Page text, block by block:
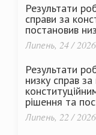
Результати
справи за
постановив
Липень, 24 / 2026
Результати
низку справ
рішення та
Липень, 22 / 2026